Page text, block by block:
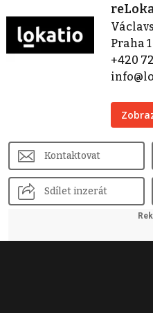
Praha 1
+420
Kontaktovat
Sdílet inzerát